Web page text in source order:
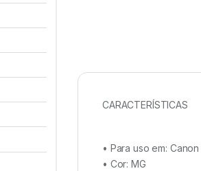
CARACTERÍSTICAS
• Para uso em: Canon
• Cor:MG